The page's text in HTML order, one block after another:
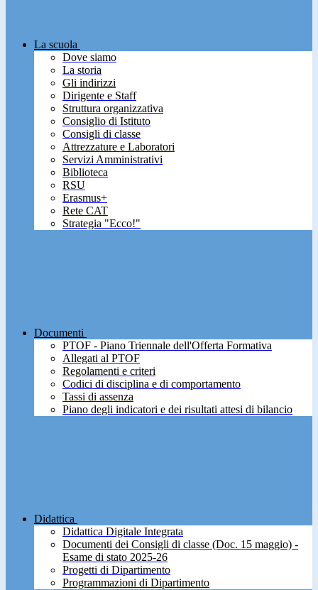
La scuola
Dove siamo
La storia
Gli indirizzi
Dirigente e Staff
Struttura organizzativa
Consiglio di Istituto
Consigli di classe
Attrezzature e Laboratori
Servizi Amministrativi
Biblioteca
RSU
Erasmus+
Rete CAT
Strategia "Ecco!"
Documenti
PTOF - Piano Triennale dell'Offerta Formativa
Allegati al PTOF
Regolamenti e criteri
Codici di disciplina e di comportamento
Tassi di assenza
Piano degli indicatori e dei risultati attesi di bilancio
Didattica
Didattica Digitale Integrata
Documenti dei Consigli di classe (Doc. 15 maggio) -
Esame di stato 2025-26
Progetti di Dipartimento
Programmazioni di Dipartimento